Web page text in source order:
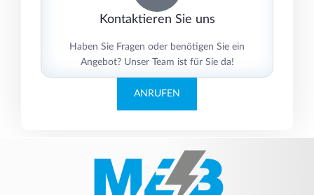
Kontaktieren Sie uns
Haben Sie Fragen oder benötigen Sie ein
Angebot? Unser Team ist für Sie da!
ANRUFEN